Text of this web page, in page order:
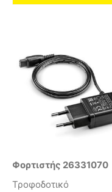
Φορτιστής 26331070
Τροφοδοτικό